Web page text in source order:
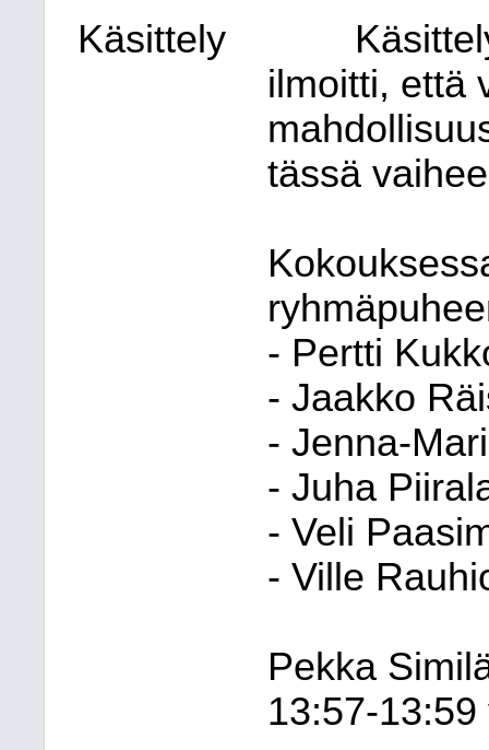
Käsittely
ilmoitti, että
tässä
- Pertti
- Jaakko
- Jenna-
- Juha
- Veli
- Ville
Pekka
13:57-